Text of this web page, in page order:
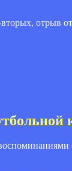
отрыв